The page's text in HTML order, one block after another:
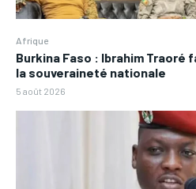
Afrique
Burkina Faso : Ibrahim Traoré
la souveraineté nationale
5 août 2026